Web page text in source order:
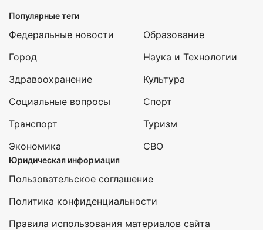
Популярные теги
Федеральные новости
Город
Здравоохранение
Социальные вопросы
Транспорт
Экономика
Образование
Наука и Технологии
Культура
Спорт
Туризм
СВО
Юридическая информация
Пользовательское соглашение
Политика конфиденциальности
Правила использования материалов сайта